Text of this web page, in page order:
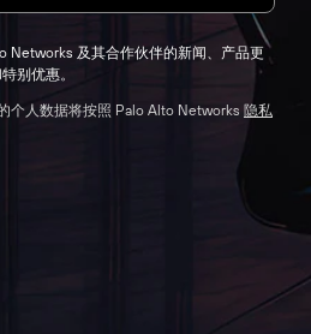
Networks 及其合作伙伴的新闻、产品更
别优惠。
个人数据将按照 Palo Alto Networks 隐私